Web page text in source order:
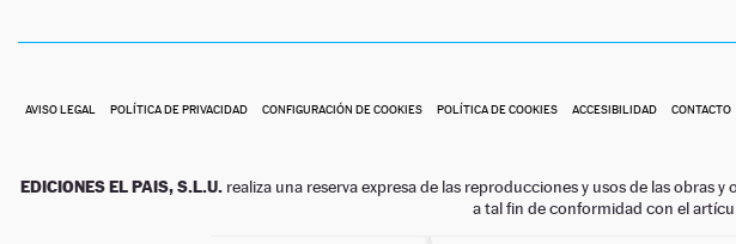
AVISO LEGAL POLÍTICA DE PRIVACIDAD CONFIGURACIÓN DE COOKIES POLÍTICA DE COOKIES ACCESIBILIDAD CONTACTO
EDICIONES EL PAIS, S.L.U. realiza una reserva expresa de las reproducciones y usos de las
a tal fin de conformidad con el